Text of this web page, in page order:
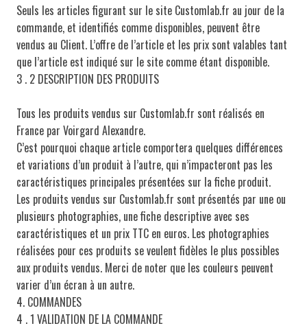
Seuls les articles figurant sur le site Customlab.fr au jour de la
commande, et identifiés comme disponibles, peuvent être
vendus au Client. L’offre de l’article et les prix sont valables tant
que l’article est indiqué sur le site comme étant disponible.
3 . 2 DESCRIPTION DES PRODUITS
Tous les produits vendus sur Customlab.fr sont réalisés en
France par Voirgard Alexandre.
C’est pourquoi chaque article comportera quelques différences
et variations d’un produit à l’autre, qui n’impacteront pas les
caractéristiques principales présentées sur la fiche produit.
Les produits vendus sur Customlab.fr sont présentés par une ou
plusieurs photographies, une fiche descriptive avec ses
caractéristiques et un prix TTC en euros. Les photographies
réalisées pour ces produits se veulent fidèles le plus possibles
aux produits vendus. Merci de noter que les couleurs peuvent
varier d’un écran à un autre.
4. COMMANDES
4 . 1 VALIDATION DE LA COMMANDE